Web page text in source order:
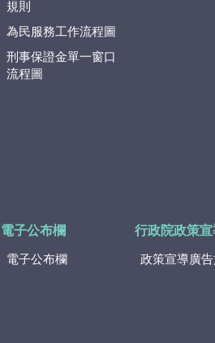
規則
為民服務工作流程圖
刑事保證金單一窗口
流程圖
電子公布欄
電子公布欄
行政院政策
政策宣導廣告